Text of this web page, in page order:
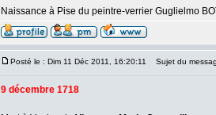
Naissance à Pise du peintre-verrier Guglielmo
Posté le : Dim 11 Déc 2011, 16:20:11 Sujet du
9 décembre 1718